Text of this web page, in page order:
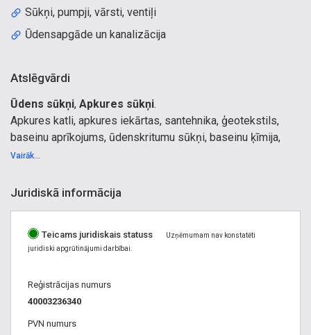
Sūkņi, pumpji, vārsti, ventiļi
Ūdensapgāde un kanalizācija
Atslēgvārdi
Ūdens sūkņi, Apkures sūkņi.
Apkures katli, apkures iekārtas, santehnika, ģeotekstils,
baseinu aprīkojums, ūdenskritumu sūkņi, baseinu ķīmija,
viss baseiniem, kanalizācijas caurules, cauruļvadi, dārza
siltumtehnika, apkure, dūmvadi, kamīni krāsnis, krāsnis,
ūdens filtri pret kaļķi, ūdens filtru kārtridži, ūdens sūkņi,
caurules, santehnikas tirdzniecība, laistīšanas iekārtas,
saldus, apkures sistēmas, atloka flanču blīves, blīvējamie
materiāli, siltumizolācija, kanalizācijas sistēmas,
siltumsūknis, gāzes apkure, keramiskie dūmvadi, krāsnis
Vairāk...
Juridiskā informācija
Teicams juridiskais statuss
Uzņēmumam nav konstatēti
juridiski apgrūtinājumi darbībai.
Reģistrācijas numurs
40003236340
PVN numurs